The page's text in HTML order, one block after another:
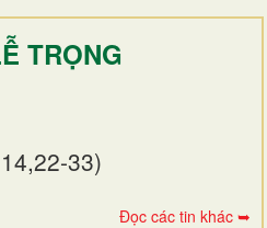
TRỌNG
33)
Đọc các tin khác ➥